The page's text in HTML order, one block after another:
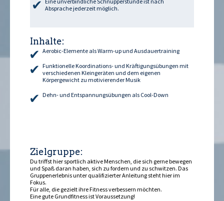
Absprache jederzeit möglich.
Inhalte:
Aerobic-Elemente als Warm-up und Ausdauertraining
Funktionelle Koordinations- und Kräftigungsübungen mit
verschiedenen Kleingeräten und dem eigenen
Körpergewicht zu motivierender Musik
Dehn- und Entspannungsübungen als Cool-Down
Zielgruppe:
Du triffst hier sportlich aktive Menschen, die sich gerne bewegen
und Spaß daran haben, sich zu fordern und zu schwitzen. Das
Gruppenerlebnis unter qualifizierter Anleitung steht hier im
Fokus.
Für alle, die gezielt ihre Fitness verbessern möchten.
Eine gute Grundfitness ist Voraussetzung!